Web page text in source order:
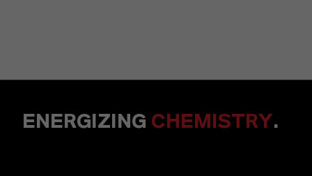
ENERGIZING CHEMISTRY.